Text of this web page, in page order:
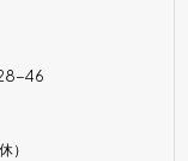
46
）